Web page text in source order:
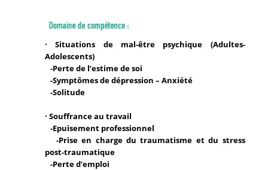
· Situations de mal-être psychique (Adultes-
Adolescents)
-Perte de l’estime de soi
-Symptômes de dépression – Anxiété
-Solitude
· Souffrance au travail
-Epuisement professionnel
-Prise en charge du traumatisme et du stress
post-traumatique
-Perte d’emploi